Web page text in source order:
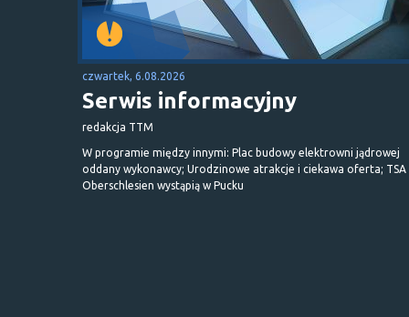
czwartek, 6.08.2026
Serwis informacyjny
redakcja TTM
W programie między innymi: Plac budowy elektrowni jądrowej
oddany wykonawcy; Urodzinowe atrakcje i ciekawa oferta; TSA
Oberschlesien wystąpią w Pucku